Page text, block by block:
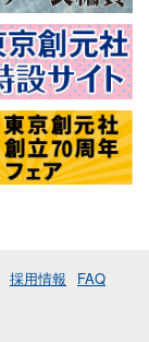
採用情報
FAQ